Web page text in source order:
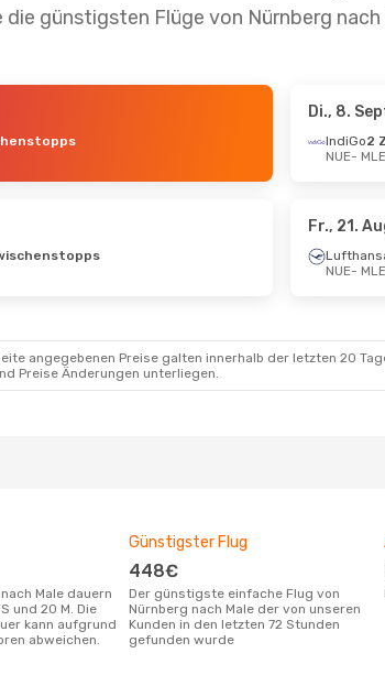
die günstigsten Flüge von Nürnberg nach
2 Zwischenstopps
NUE
- MLE
Turkish Airlines
1 Zwischenstopp
Di., 8.
IndiGo2
NUE- MLE
Fr., 21.
NUE- MLE
angegebenen Preise galten innerhalb der letzten 20
Preise Änderungen unterliegen.
und 20 M. Die
kann aufgrund
abweichen.
Günstigster Flug
448€
Der günstigste einfache Flug von
Nürnberg nach Male der von unseren
Kunden in den letzten 72 Stunden
gefunden wurde